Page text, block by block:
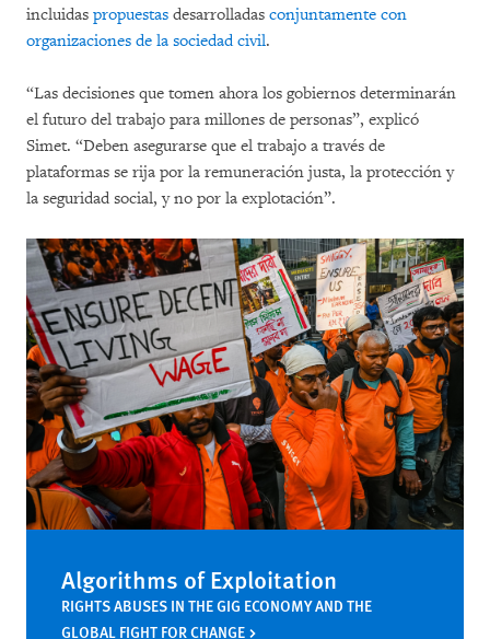
incluidas propuestas desarrolladas conjuntamente con
organizaciones de la sociedad civil.
“Las decisiones que tomen ahora los gobiernos determinarán
el futuro del trabajo para millones de personas”, explicó
Simet. “Deben asegurarse que el trabajo a través de
plataformas se rija por la remuneración justa, la protección y
la seguridad social, y no por la explotación”.
Algorithms of Exploitation
RIGHTS ABUSES IN THE GIG ECONOMY AND THE
GLOBAL FIGHT FOR CHANGE